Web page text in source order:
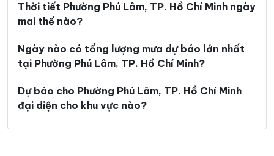
Phường Long Phước Phường Long Trường
Phường Minh Phụng Phường Nhiêu Lộc
Phường Phú An Phường Phú Định
Phường Phú Nhuận Phường Phú Thạnh
Phường Phú Thọ Hòa Phường Phú Thuận
Phường Phước Long Phường Phước Thắng
Thời tiết Phường Phú Lâm, TP. Hồ Chí Minh ngày
mai thế nào?
Ngày nào có tổng lượng mưa dự báo lớn nhất
tại Phường Phú Lâm, TP. Hồ Chí Minh?
Dự báo cho Phường Phú Lâm, TP. Hồ Chí Minh
đại diện cho khu vực nào?